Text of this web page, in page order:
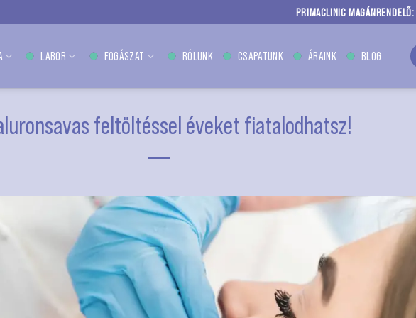
PRIMACLINIC
LABOR FOGÁSZAT RÓLUNK CSAPATUNK ÁRAINK BLOG
feltöltéssel éveket fiatalodhatsz!